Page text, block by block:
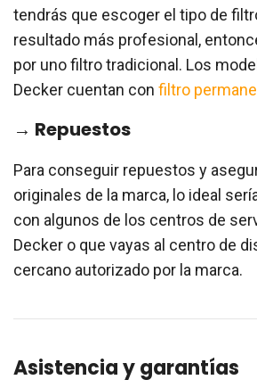
tendrás que escoger el tipo de
resultado más profesional,
por uno filtro tradicional. Los
Decker cuentan con filtro
→ Repuestos
Para conseguir repuestos y
originales de la marca, lo ideal
con algunos de los centros de
Decker o que vayas al centro de
cercano autorizado por la marca.
Asistencia y garantías